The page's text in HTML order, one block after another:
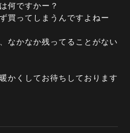
何ですかー？
買ってしまうんですよねー
なかなか残ってることがない
かくしてお待ちしております